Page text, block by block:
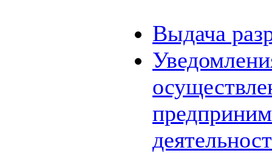
Выдача